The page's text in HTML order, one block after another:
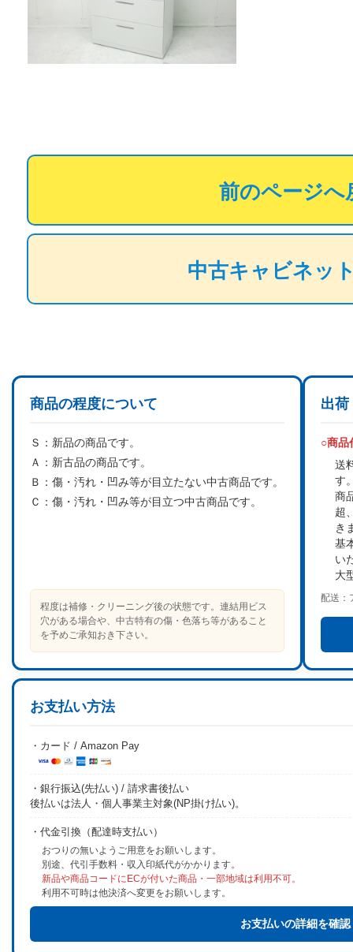
前のページへ
中古キャビネッ
商品の程度について
Ｓ： 新品の商品です。
Ａ： 新古品の商品です。
Ｂ： 傷・汚れ・凹み等が目立たない中古商品です。
Ｃ： 傷・汚れ・凹み等が目立つ中古商品です。
程度は補修・クリーニング後の状態です。連結用ビス
穴がある場合や、中古特有の傷・色落ち等があること
を予めご承知おき下さい。
出荷
○商品
送
す
商
超
き
基
い
大
配送：
お支払い方法
・カード / Amazon Pay
・銀行振込(先払い) / 請求書後払い
後払いは法人・個人事業主対象(NP掛け払い)。
・代金引換（配達時支払い）
おつりの無いようご用意をお願いします。
別途、代引手数料・収入印紙代がかかります。
新品や商品コードにECが付いた商品・一部地域は利用不可。
利用不可時は他決済へ変更をお願いします。
お支払いの詳細を確認